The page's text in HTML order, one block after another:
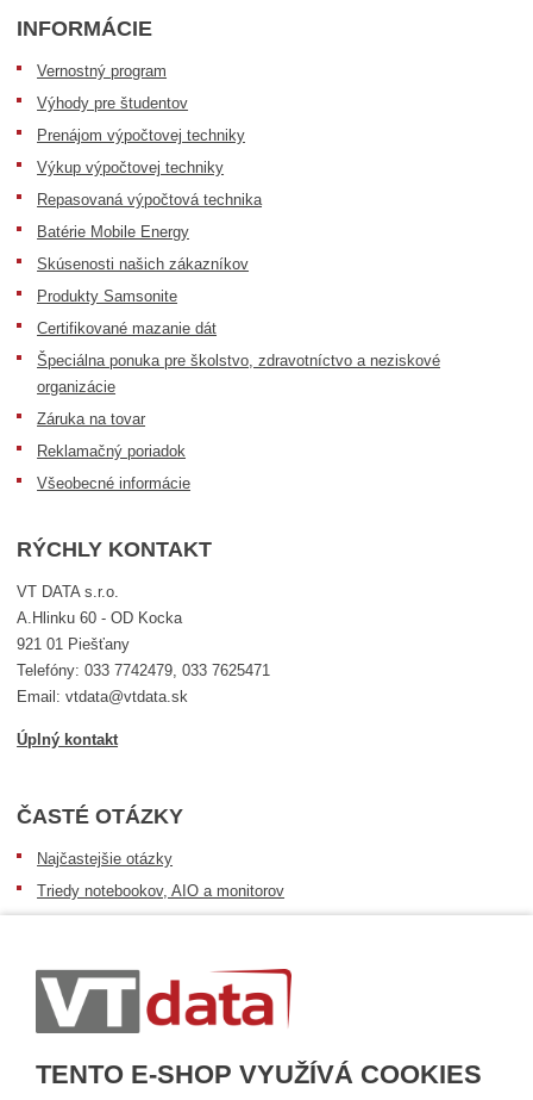
TENTO E-SHOP VYUŽÍVÁ COOKIES
INFORMÁCIE
Vernostný program
Výhody pre študentov
Prenájom výpočtovej techniky
Výkup výpočtovej techniky
Repasovaná výpočtová technika
Batérie Mobile Energy
Skúsenosti našich zákazníkov
Produkty Samsonite
Certifikované mazanie dát
Špeciálna ponuka pre školstvo, zdravotníctvo a neziskové
organizácie
Záruka na tovar
Reklamačný poriadok
Všeobecné informácie
RÝCHLY KONTAKT
VT DATA s.r.o.
A.Hlinku 60 - OD Kocka
921 01 Piešťany
Telefóny: 033 7742479, 033 7625471
Email: vtdata@vtdata.sk
Úplný kontakt
ČASTÉ OTÁZKY
Najčastejšie otázky
Triedy notebookov, AIO a monitorov
Dopravné podmienky
Sledovanie zásielok